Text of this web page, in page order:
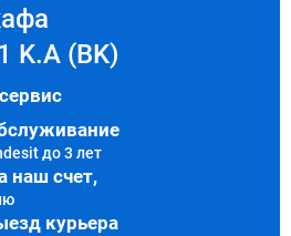
K.A (BK)
до 3 лет
наш счет,
курьера